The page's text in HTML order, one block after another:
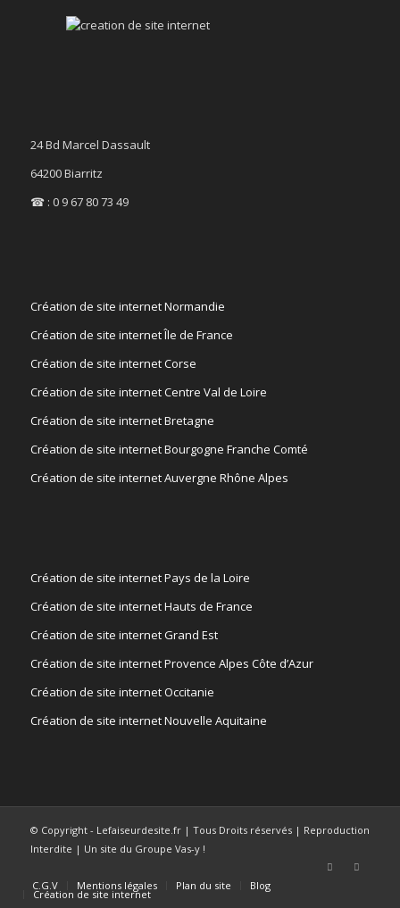
24 Bd Marcel Dassault
64200 Biarritz
☎ : 0 9 67 80 73 49
Création de site internet Normandie
Création de site internet Île de France
Création de site internet Corse
Création de site internet Centre Val de Loire
Création de site internet Bretagne
Création de site internet Bourgogne Franche Comté
Création de site internet Auvergne Rhône Alpes
Création de site internet Pays de la Loire
Création de site internet Hauts de France
Création de site internet Grand Est
Création de site internet Provence Alpes Côte d’Azur
Création de site internet Occitanie
Création de site internet Nouvelle Aquitaine
© Copyright - Lefaiseurdesite.fr | Tous Droits réservés | Reproduction
Interdite | Un site du Groupe Vas-y !
C.G.V Mentions légales Plan du site Blog
Création de site internet